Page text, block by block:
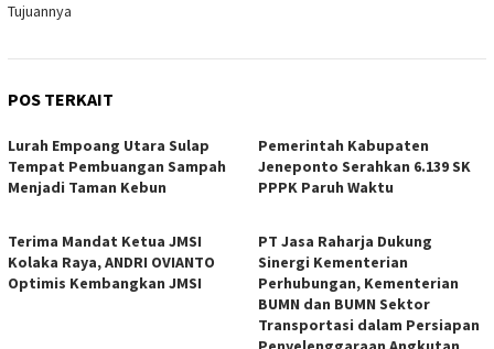
Tujuannya
POS TERKAIT
Lurah Empoang Utara Sulap
Tempat Pembuangan Sampah
Menjadi Taman Kebun
Pemerintah Kabupaten
Jeneponto Serahkan 6.139 SK
PPPK Paruh Waktu
Terima Mandat Ketua JMSI
Kolaka Raya, ANDRI OVIANTO
Optimis Kembangkan JMSI
PT Jasa Raharja Dukung
Sinergi Kementerian
Perhubungan, Kementerian
BUMN dan BUMN Sektor
Transportasi dalam Persiapan